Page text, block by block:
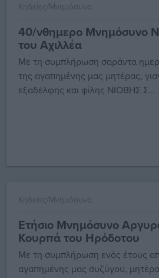
Κηδείες/Μνημόσυνα
40/νθημερο Μνημόσυνο
του Αχιλλέα
Με τη συμπλήρωση σαράντα
της αγαπημένης μας μητέρας,
εξαδέλφης και φίλης ΝΙΟΒΗΣ Σ...
Κηδείες/Μνημόσυνα
Ετήσιο Μνημόσυνο
Κουρπά του Ηρόδοτου
Με τη συμπλήρωση ενός έτους
αγαπημένης μας συζύγου,